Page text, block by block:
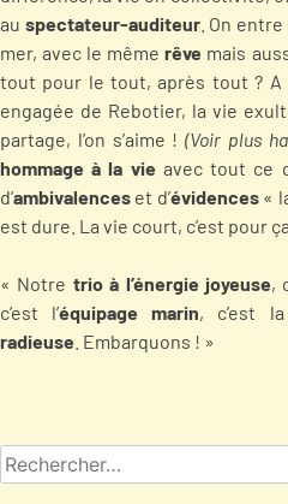
au spectateur-auditeur. On
mer, avec le mêmerêve mais
tout pour le tout, après tout ? A
engagée de Rebotier, la vie
partage, l’on s’aime !(Voir plus
hommage à la vie avec tout ce
d’ambivalences et d’évidences«
est dure. La vie court, c’est pour
« Notre trio à l’énergie joyeuse,
c’est l’équipage marin, c’est la
radieuse . Embarquons ! »